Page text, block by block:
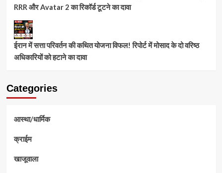
RRR और Avatar 2 का रिकॉर्ड टूटने का दावा
ईरान में सत्ता परिवर्तन की कथित योजना विफल! रिपोर्ट में मोसाद के दो वरिष्ठ
अधिकारियों को हटाने का दावा
Categories
आस्था/धार्मिक
क्राईम
खाजूवाला